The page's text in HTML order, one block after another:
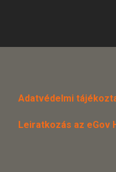
Adatvédelmi
Leiratkozás az eGov